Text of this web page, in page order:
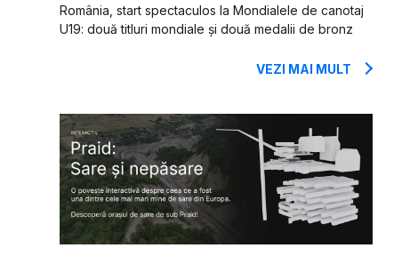
România, start spectaculos la Mondialele de canotaj
U19: două titluri mondiale și două medalii de bronz
VEZI MAI MULT